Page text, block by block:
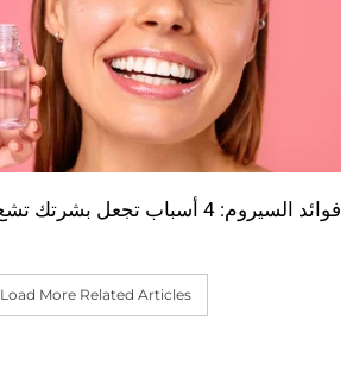
فوائد السيروم: 4 أسباب تجعل بشرتك تشع جمالاً
Load More Related Articles